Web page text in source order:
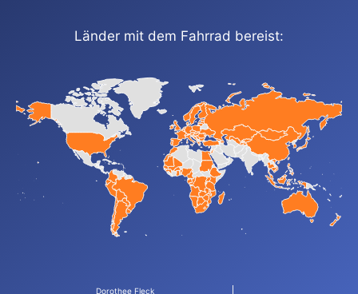
Länder mit dem Fahrrad bereist:
Dorothee Fleck